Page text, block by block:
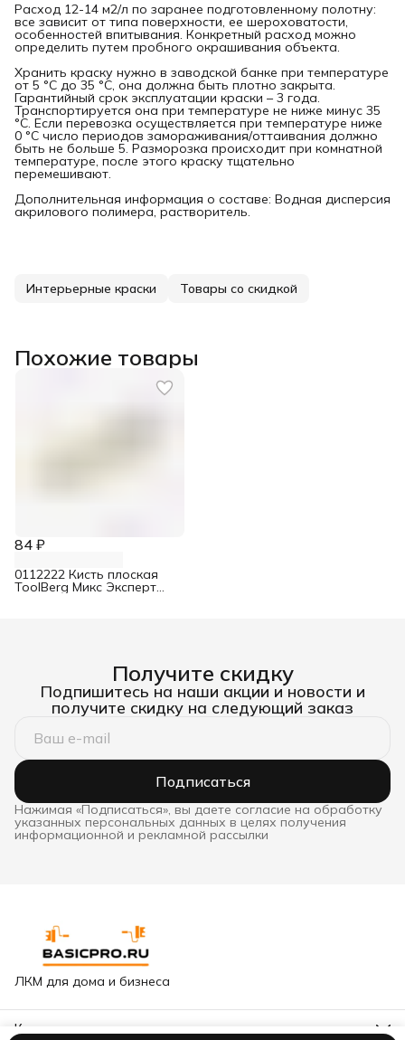
Расход 12-14 м2/л по заранее подготовленному полотну:
все зависит от типа поверхности, ее шероховатости,
особенностей впитывания. Конкретный расход можно
определить путем пробного окрашивания объекта.
Хранить краску нужно в заводской банке при температуре
от 5 °C до 35 °C, она должна быть плотно закрыта.
Гарантийный срок эксплуатации краски – 3 года.
Транспортируется она при температуре не ниже минус 35
°C. Если перевозка осуществляется при температуре ниже
0 °C число периодов замораживания/оттаивания должно
быть не больше 5. Разморозка происходит при комнатной
температуре, после этого краску тщательно
перемешивают.
Дополнительная информация о составе: Водная дисперсия
акрилового полимера, растворитель.
Интерьерные краски Товары со скидкой
Похожие товары
84 ₽
0112222 Кисть плоская
ToolBerg Микс Эксперт
Получите скидку
Подпишитесь на наши акции и новости и
получите скидку на следующий заказ
Подписаться
Нажимая «Подписаться», вы даете согласие на обработку
указанных персональных данных в целях получения
информационной и рекламной рассылки
ЛКМ для дома и бизнеса
Контакты